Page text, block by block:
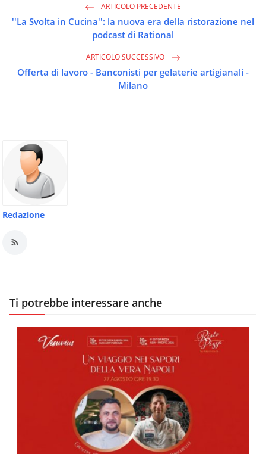
ARTICOLO PRECEDENTE
''La Svolta in Cucina'': la nuova era della ristorazione nel
podcast di Rational
ARTICOLO SUCCESSIVO
Offerta di lavoro - Banconisti per gelaterie artigianali -
Milano
Redazione
Ti potrebbe interessare anche